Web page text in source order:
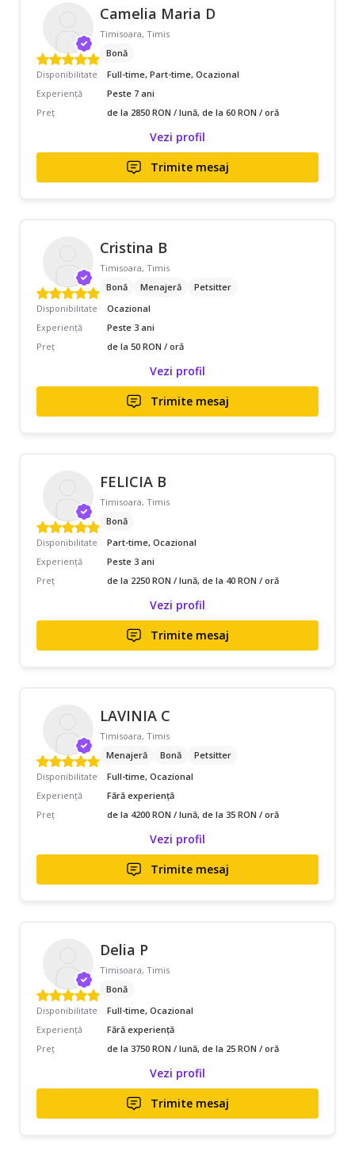
Camelia Maria D
Timisoara, Timis
Bonă
Disponibilitate
Full-time, Part-time, Ocazional
Experiență
Peste 7 ani
Preț
de la 2850 RON / lună, de la 60 RON / oră
Vezi profil
Trimite mesaj
Cristina B
Timisoara, Timis
Bonă
Menajeră
Petsitter
Disponibilitate
Ocazional
Experiență
Peste 3 ani
Preț
de la 50 RON / oră
Vezi profil
Trimite mesaj
FELICIA B
Timisoara, Timis
Bonă
Disponibilitate
Part-time, Ocazional
Experiență
Peste 3 ani
Preț
de la 2250 RON / lună, de la 40 RON / oră
Vezi profil
Trimite mesaj
LAVINIA C
Timisoara, Timis
Menajeră
Bonă
Petsitter
Disponibilitate
Full-time, Ocazional
Experiență
Fără experiență
Preț
de la 4200 RON / lună, de la 35 RON / oră
Vezi profil
Trimite mesaj
Delia P
Timisoara, Timis
Bonă
Disponibilitate
Full-time, Ocazional
Experiență
Fără experiență
Preț
de la 3750 RON / lună, de la 25 RON / oră
Vezi profil
Trimite mesaj